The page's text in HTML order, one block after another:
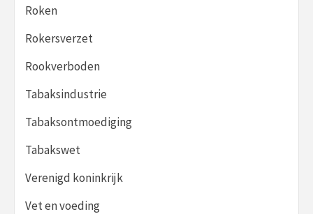
Roken
Rokersverzet
Rookverboden
Tabaksindustrie
Tabaksontmoediging
Tabakswet
Verenigd koninkrijk
Vet en voeding